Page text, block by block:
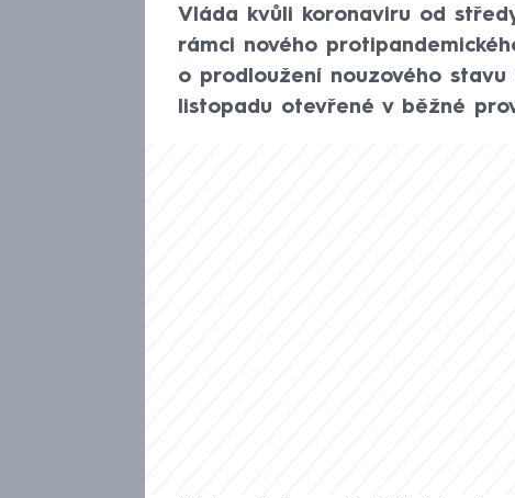
Vláda kvůli koronaviru od
rámci nového
o prodloužení nouzového stavu
listopadu otevřené v běžné